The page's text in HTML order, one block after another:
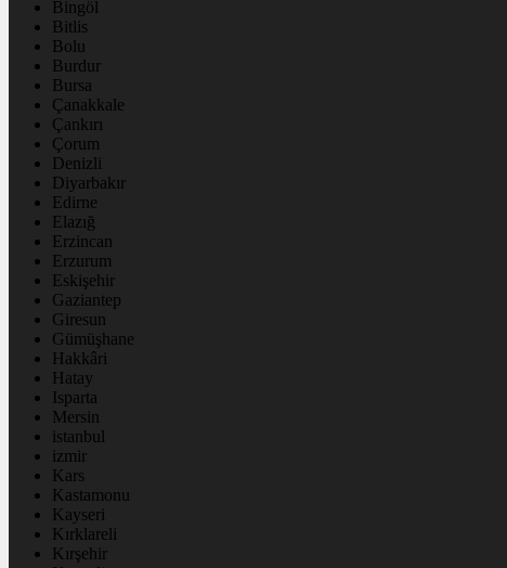
Bingöl
Bitlis
Bolu
Burdur
Bursa
Çanakkale
Çankırı
Çorum
Denizli
Diyarbakır
Edirne
Elazığ
Erzincan
Erzurum
Eskişehir
Gaziantep
Giresun
Gümüşhane
Hakkâri
Hatay
Isparta
Mersin
istanbul
izmir
Kars
Kastamonu
Kayseri
Kırklareli
Kırşehir